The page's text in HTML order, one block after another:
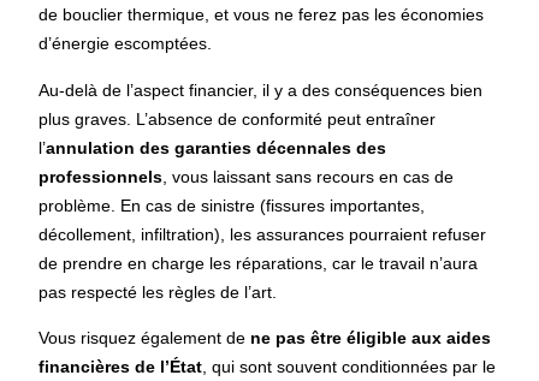
de bouclier thermique, et vous ne ferez pas les économies
d’énergie escomptées.
Au-delà de l’aspect financier, il y a des conséquences bien
plus graves. L’absence de conformité peut entraîner
l’annulation des garanties décennales des
professionnels , vous laissant sans recours en cas de
problème. En cas de sinistre (fissures importantes,
décollement, infiltration), les assurances pourraient refuser
de prendre en charge les réparations, car le travail n’aura
pas respecté les règles de l’art.
Vous risquez également de ne pas être éligible aux aides
financières de l’État , qui sont souvent conditionnées par le